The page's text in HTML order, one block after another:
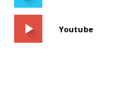
Youtube